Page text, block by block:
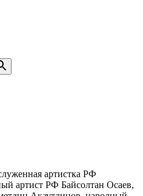
артистка РФ
артист РФ Байсолтан Осаев,